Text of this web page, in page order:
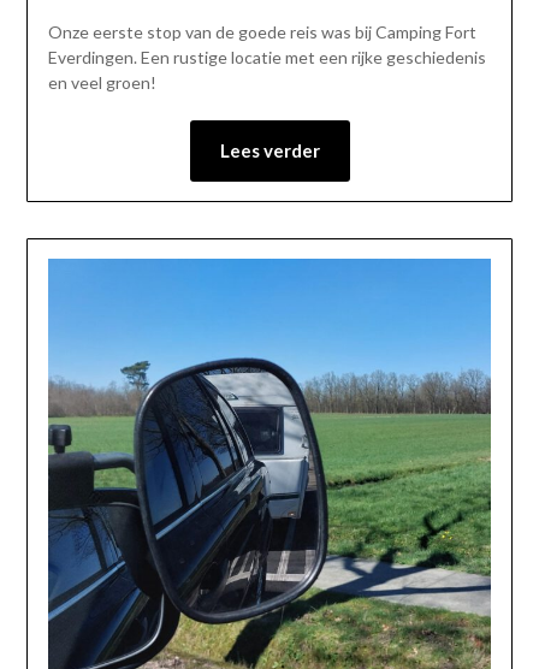
Onze eerste stop van de goede reis was bij Camping Fort
Everdingen. Een rustige locatie met een rijke geschiedenis
en veel groen!
Lees verder